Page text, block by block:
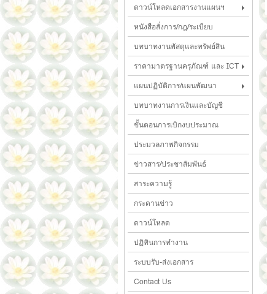
ดาวน์โหลดเอกสารงานแผนฯ
หนังสือสั่งการ/กฎ/ระเบียบ
บทบาทงานพัสดุและทรัพย์สิน
ราคามาตรฐานครุภัณฑ์ และ ICT
แผนปฏิบัติการ/แผนพัฒนา
บทบาทงานการเงินและบัญชี
ขั้นตอนการเบิกงบประมาณ
ประมวลภาพกิจกรรม
ข่าวสาร/ประชาสัมพันธ์
สาระความรู้
กระดานข่าว
ดาวน์โหลด
ปฏิทินการทำงาน
ระบบรับ-ส่งเอกสาร
Contact Us